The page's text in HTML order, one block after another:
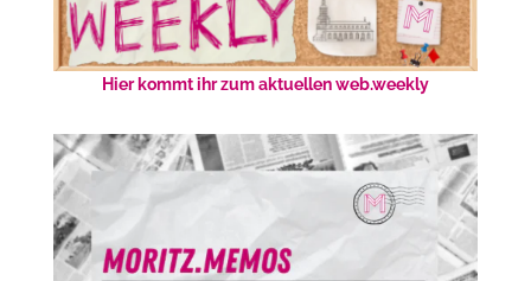
Hier kommt ihr zum aktuellen web.weekly